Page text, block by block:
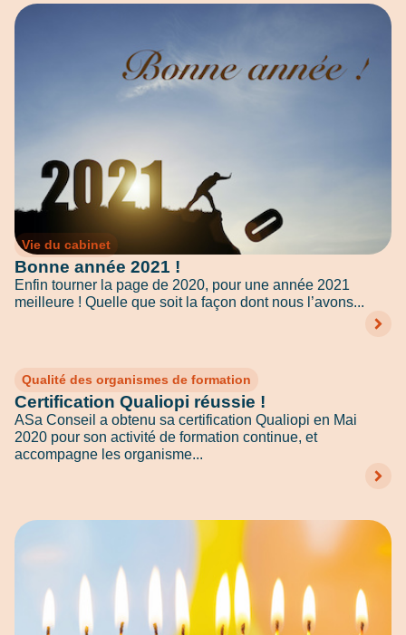
Vie du cabinet
Bonne année 2021 !
Enfin tourner la page de 2020, pour une année 2021
meilleure ! Quelle que soit la façon dont nous l’avons...
Qualité des organismes de formation
Certification Qualiopi réussie !
ASa Conseil a obtenu sa certification Qualiopi en Mai
2020 pour son activité de formation continue, et
accompagne les organisme...